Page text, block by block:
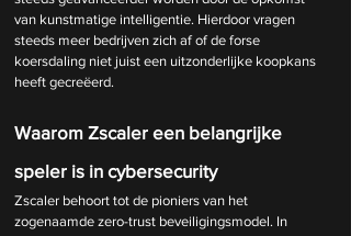
van kunstmatige intelligentie. Hierdoor vragen
steeds meer bedrijven zich af of de forse
koersdaling niet juist een uitzonderlijke koopkans
heeft gecreëerd.
Waarom Zscaler een belangrijke
speler is in cybersecurity
Zscaler behoort tot de pioniers van het
zogenaamde zero-trust beveiligingsmodel. In